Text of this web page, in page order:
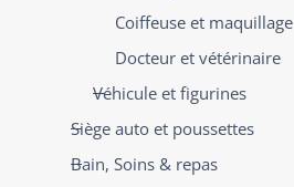
Coiffeuse et maquillage
Docteur et vétérinaire
Véhicule et figurines
Siège auto et poussettes
Bain, Soins & repas